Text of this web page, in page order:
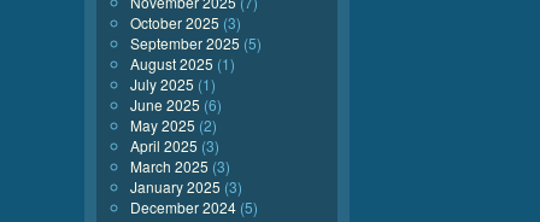
October 2025 (3)
September 2025 (5)
August 2025 (1)
July 2025 (1)
June 2025 (6)
May 2025 (2)
April 2025 (3)
March 2025 (3)
January 2025 (3)
December 2024 (5)